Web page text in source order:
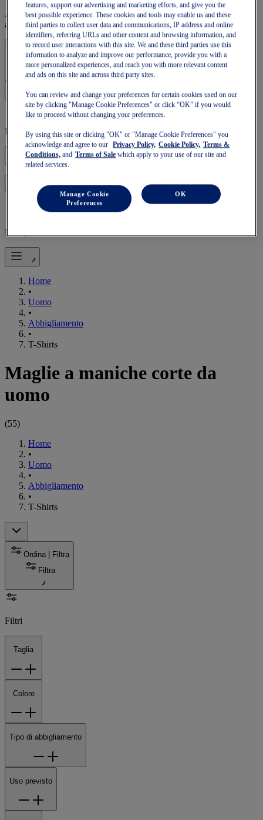
Approfitta di spedizione gratuita, resi gratuiti, sconti esclusivi e altro
ancora con i vantaggi fedeltà OneASICS™.
Accedi | Crea un account
Il tuo carrello è vuoto
per ripristinare il carrello o riempirne uno nuovo.
Navigazione mobile
Home
•
Uomo
•
Abbigliamento
•
T-Shirts
Maglie a maniche corte da
uomo
(55)
Home
•
Uomo
•
Abbigliamento
•
T-Shirts
Ordina | Filtra
Filtra
Filtri
Taglia
Colore
Tipo di abbigliamento
Uso previsto
features, support our advertising and marketing efforts, and give you the
best possible experience. These cookies and tools may enable us and these
third parties to collect user data and communications, IP address and online
identifiers, referring URLs and other content and browsing information, and
to record user interactions with this site. We and these third parties use this
information to analyze and improve our performance, provide you with a
more personalized experiences, and reach you with more relevant content
and ads on this site and across third party sites.
You can review and change your preferences for certain cookies used on our
site by clicking "Manage Cookie Preferences" or click “OK” if you would
like to proceed without changing your preferences.
By using this site or clicking "OK" or "Manage Cookie Preferences" you
acknowledge and agree to our
Privacy Policy, Cookie Policy, Terms &
Conditions, and Terms of Sale which apply to your use of our site and
related services.
Manage Cookie
Preferences
OK